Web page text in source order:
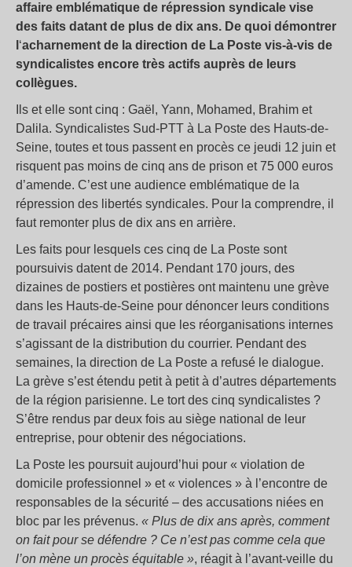
affaire emblématique de répression syndicale vise
des faits datant de plus de dix ans. De quoi démontrer
‘acharnement de la direction de La Poste vis-à-vis de
syndicalistes encore très actifs auprès de leurs
collègues.
Ils et elle sont cinq : Gaël, Yann, Mohamed, Brahim et
Dalila. Syndicalistes Sud-PTT à La Poste des Hauts-de-
Seine, toutes et tous passent en procès ce jeudi 12 juin et
risquent pas moins de cinq ans de prison et 75 000 euros
d’amende. C’est une audience emblématique de la
répression des libertés syndicales. Pour la comprendre, il
faut remonter plus de dix ans en arrière.
Les faits pour lesquels ces cinq de La Poste sont
poursuivis datent de 2014. Pendant 170 jours, des
dizaines de postiers et postières ont maintenu une grève
dans les Hauts-de-Seine pour dénoncer leurs conditions
de travail précaires ainsi que les réorganisations internes
s’agissant de la distribution du courrier. Pendant des
semaines, la direction de La Poste a refusé le dialogue.
La grève s’est étendu petit à petit à d’autres départements
de la région parisienne. Le tort des cinq syndicalistes ?
S’être rendus par deux fois au siège national de leur
entreprise, pour obtenir des négociations.
La Poste les poursuit aujourd’hui pour « violation de
domicile professionnel » et « violences » à l’encontre de
responsables de la sécurité – des accusations niées en
bloc par les prévenus. « Plus de dix ans après, comment
on fait pour se défendre ? Ce n’est pas comme cela que
l’on mène un procès équitable », réagit à l’avant-veille du